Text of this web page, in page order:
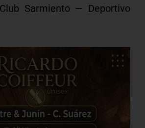
Sarmiento — Deportivo